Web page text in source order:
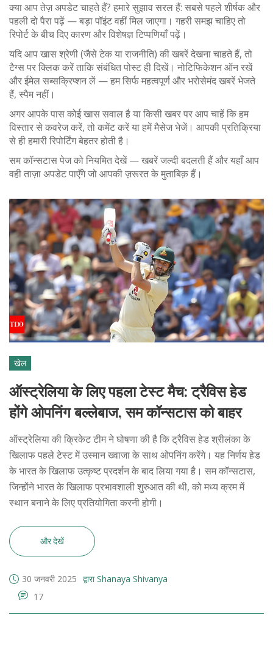
क्या आप तेज़ अपडेट चाहते हैं? हमारे सुझाव सरल हैं: सबसे पहले शीर्षक और
पहली दो पैरा पढ़ें — बड़ा पॉइंट वहीं मिल जाएगा। गहरी समझ चाहिए तो
रिपोर्ट के बीच दिए कारण और विशेषज्ञ टिप्पणियाँ पढ़ें।
यदि आप खास श्रेणी (जैसे टेक या राजनीति) की खबरें देखना चाहते हैं, तो
टैग्स पर क्लिक करें ताकि संबंधित पोस्ट ही दिखें। नोटिफिकेशन ऑन रखें
और ईमेल सब्सक्रिप्शन लें — हम सिर्फ महत्वपूर्ण और भरोसेमंद खबरें भेजते
हैं, स्पैम नहीं।
अगर आपके पास कोई खास सवाल है या किसी खबर पर आप चाहें कि हम
विस्तार से कवरेज करें, तो कमेंट करें या हमें मैसेज भेजें। आपकी प्रतिक्रिया
से ही हमारी रिपोर्टिंग बेहतर होती है।
सम कॉन्सटास पेज को नियमित देखें — खबरें जल्दी बदलती हैं और यहाँ आप
वही ताज़ा अपडेट पाएँगे जो आपकी ज़रूरत के मुताबिक़ हैं।
खेल
ऑस्ट्रेलिया के लिए पहला टेस्ट मैच: ट्रैविस हेड
होंगे ओपनिंग बल्लेबाज, सम कॉन्सटास को बाहर
ऑस्ट्रेलिया की क्रिकेट टीम ने घोषणा की है कि ट्रैविस हेड श्रीलंका के
खिलाफ पहले टेस्ट में उस्मान ख्वाजा के साथ ओपनिंग करेंगे। यह निर्णय हेड
के भारत के खिलाफ उत्कृष्ट प्रदर्शन के बाद लिया गया है। सम कॉन्सटास,
जिन्होंने भारत के खिलाफ प्रभावशाली शुरुआत की थी, को मध्य क्रम में
स्थान बनाने के लिए प्रतियोगिता करनी होगी।
और देखें
30 जनवरी 2025 द्वारा Shanaya Shivanya
17